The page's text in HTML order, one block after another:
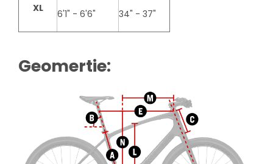
XL
6'1" - 6'6"
34" - 37"
Geomertie: